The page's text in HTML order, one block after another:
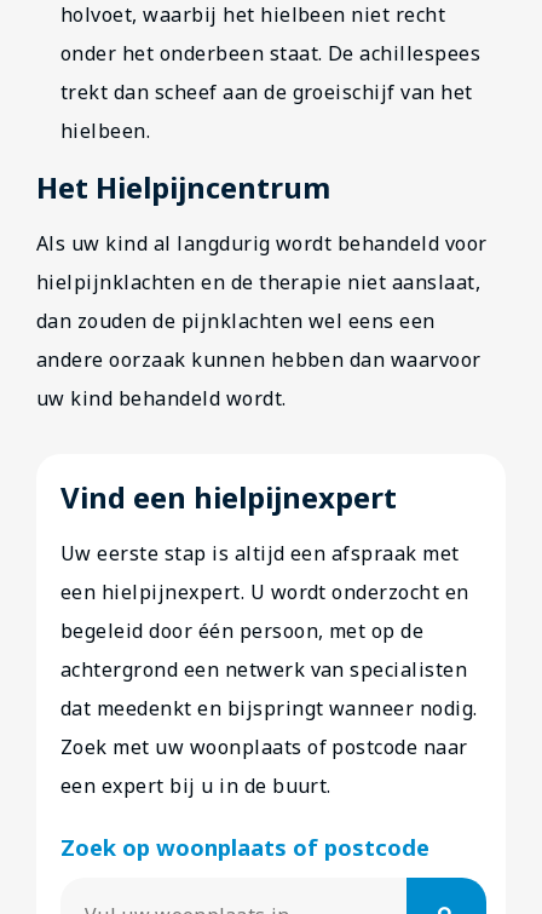
holvoet, waarbij het hielbeen niet recht
onder het onderbeen staat. De achillespees
trekt dan scheef aan de groeischijf van het
hielbeen.
Het Hielpijncentrum
Als uw kind al langdurig wordt behandeld voor
hielpijnklachten en de therapie niet aanslaat,
dan zouden de pijnklachten wel eens een
andere oorzaak kunnen hebben dan waarvoor
uw kind behandeld wordt.
Vind een hielpijnexpert
Uw eerste stap is altijd een afspraak met
een hielpijnexpert. U wordt onderzocht en
begeleid door één persoon, met op de
achtergrond een netwerk van specialisten
dat meedenkt en bijspringt wanneer nodig.
Zoek met uw woonplaats of postcode naar
een expert bij u in de buurt.
Zoek op woonplaats of postcode